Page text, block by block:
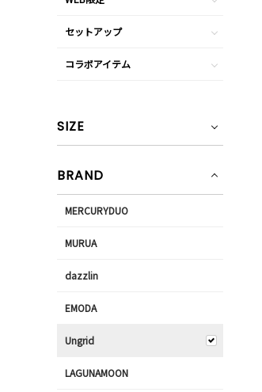
セットアップ
コラボアイテム
SIZE
BRAND
MERCURYDUO
MURUA
dazzlin
EMODA
Ungrid
LAGUNAMOON